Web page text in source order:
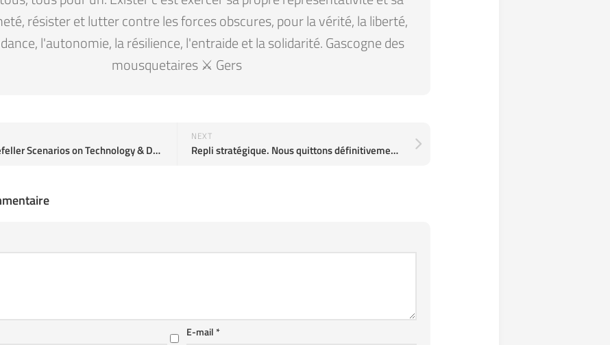
résister et lutter contre les forces obscures, pour la vérité, la liberté,
l'autonomie, la résilience, l'entraide et la solidarité. Gascogne des
mousquetaires ⚔️ Gers
NEXT
Repli stratégique. Nous quittons définitivement l'Île de France. Retour dans le Gers
GBN/Rockefeller Scenarios on Technology & Development
E-mail*